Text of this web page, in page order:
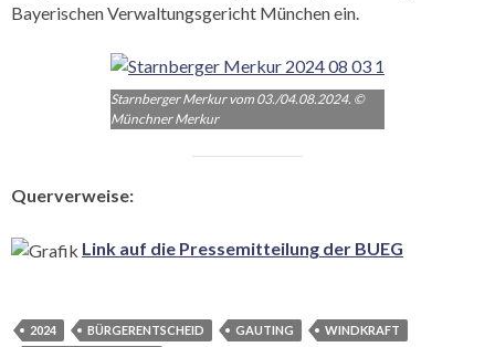
Bayerischen Verwaltungsgericht München ein.
Starnberger Merkur vom 03./04.08.2024. ©
Münchner Merkur
Querverweise:
Link auf die Pressemitteilung der BUEG
2024 BÜRGERENTSCHEID GAUTING
WINDKRAFT